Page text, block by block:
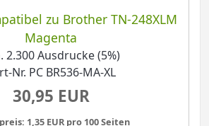
zu Brother TN-248XLM
Magenta
2.300 Ausdrucke (5%)
Nr. PC BR536-MA-XL
30,95 EUR
1,35 EUR pro 100 Seiten